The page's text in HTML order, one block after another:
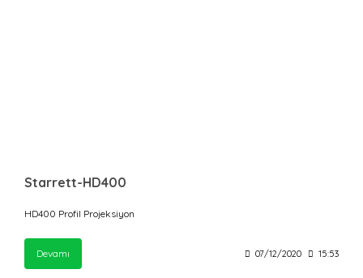
Starrett-HD400
HD400 Profil Projeksiyon
Devamı 07/12/2020 15:53